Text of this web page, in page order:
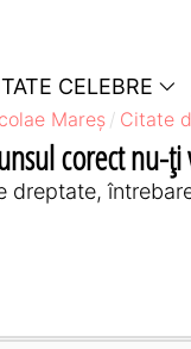
CELEBRE
Mareș Citate
corect nu-
dreptate,